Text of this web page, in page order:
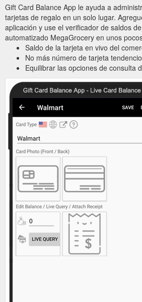
Gift Card Balance App le ayuda a
tarjetas de regalo en un solo lugar.
aplicación y use el verificador de saldos
automatizado MegaGrocery en unos
Saldo de la tarjeta en vivo del
No más número de tarjeta
Equilibrar las opciones de consulta